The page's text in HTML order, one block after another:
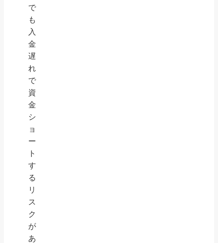
で
も
入
金
遅
れ
で
資
金
シ
ョ
ー
ト
す
る
リ
ス
ク
が
あ